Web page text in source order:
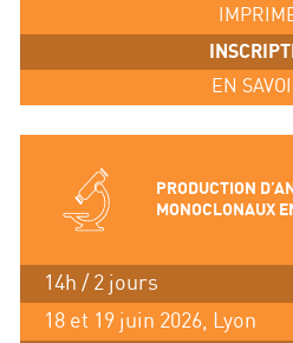
EN
PRODUCTION
MONOCLONAUX
14h / 2 jours
18 et 19 juin 2026, Lyon